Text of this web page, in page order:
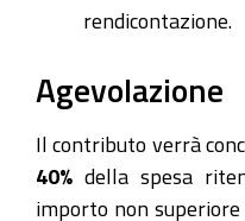
rendicontazione.
Agevolazione
Il contributo verrà
40% della spesa
importo non superiore